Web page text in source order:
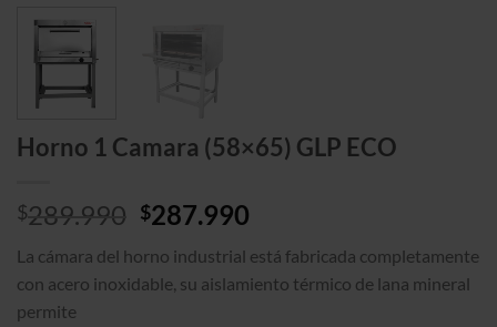
Horno 1 Camara (58×65) GLP ECO
$289.990 El
original
era:
$287.990
actual
es:
La cámara del horno industrial está fabricada completamente
con acero inoxidable, su aislamiento térmico de lana mineral
permite